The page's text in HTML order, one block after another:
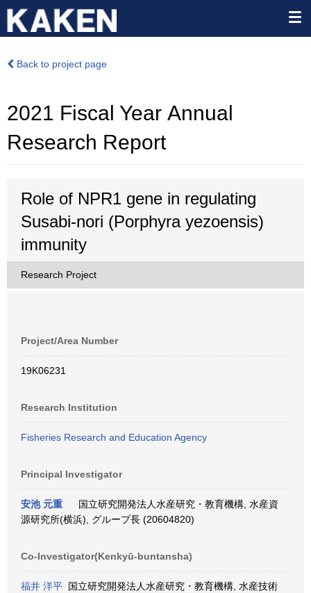
Back to project page
2021 Fiscal Year Annual
Research Report
Role of NPR1 gene in regulating
Susabi-nori (Porphyra yezoensis)
immunity
Research Project
Project/Area Number
19K06231
Research Institution
Fisheries Research and Education Agency
Principal Investigator
安池 元重
国立研究開発法人水産研究・教育機構, 水産資
源研究所(横浜), グループ長 (20604820)
Co-Investigator(Kenkyū-buntansha)
福井 洋平 国立研究開発法人水産研究・教育機構, 水産技術